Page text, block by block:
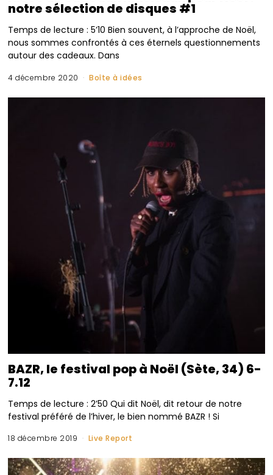
notre sélection de disques #1
Temps de lecture : 5’10 Bien souvent, à l’approche de Noël,
nous sommes confrontés à ces éternels questionnements
autour des cadeaux. Dans
4 décembre 2020 Boîte à idées
BAZR, le festival pop à Noël (Sète, 34) 6-
7.12
Temps de lecture : 2’50 Qui dit Noël, dit retour de notre
festival préféré de l’hiver, le bien nommé BAZR ! Si
18 décembre 2019 Live Report